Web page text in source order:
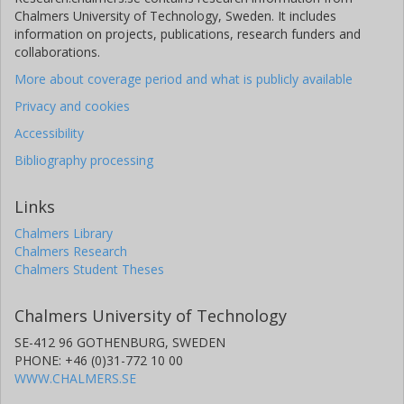
överskottsvärme hanteras stor betydelse. Olika studier
tenderar att hantera dessa saker på olika sätt, vilket gör
det mycket svårt att göra relevanta jämförelser. I den
perspektiven på svenska biodrivmedelssatsningar med
hjälp av tre teman; klimatpåverkan, oljeberoende och
försörjningstrygghet samt nyckeltal för att jämföra
biodrivmedel. Såväl likheter som skillnader mellan
perspektiven har påvisats, och det har funnits svårt att
Likaså kan motiven till biodrivmedelssatsningarna
ifrågasättas; vilka argument som påverkat satsningarna
skiljer sig åt i respektive perspektiv, och tenderar även att
förändras med tiden.
Chalmers University of Technology, Sweden. It includes
information on projects, publications, research funders and
collaborations.
More about coverage period and what is publicly available
Privacy and cookies
Accessibility
Bibliography processing
Links
Chalmers Library
Chalmers Research
Chalmers Student Theses
Chalmers University of Technology
SE-412 96 GOTHENBURG, SWEDEN
PHONE: +46 (0)31-772 10 00
WWW.CHALMERS.SE